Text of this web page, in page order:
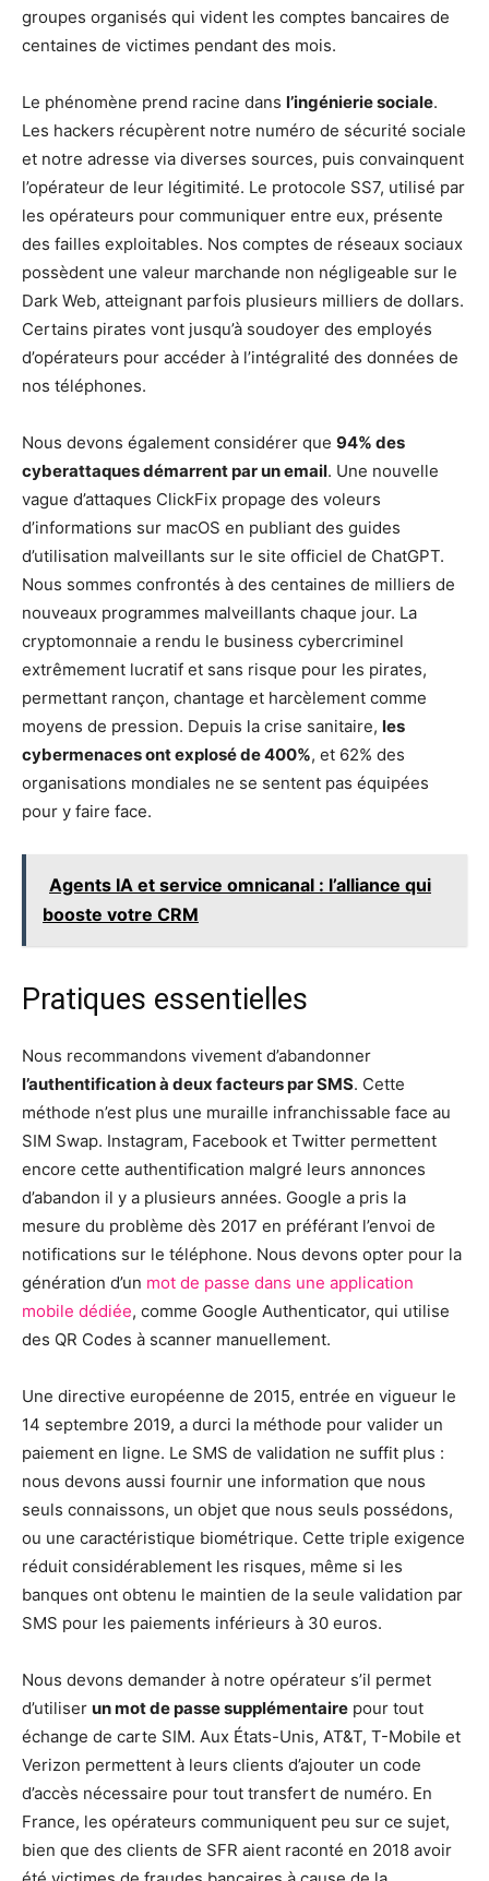
groupes organisés qui vident les comptes bancaires de
centaines de victimes pendant des mois.
Le phénomène prend racine dans l’ingénierie sociale.
Les hackers récupèrent notre numéro de sécurité sociale
et notre adresse via diverses sources, puis convainquent
l’opérateur de leur légitimité. Le protocole SS7, utilisé par
les opérateurs pour communiquer entre eux, présente
des failles exploitables. Nos comptes de réseaux sociaux
possèdent une valeur marchande non négligeable sur le
Dark Web, atteignant parfois plusieurs milliers de dollars.
Certains pirates vont jusqu’à soudoyer des employés
d’opérateurs pour accéder à l’intégralité des données de
nos téléphones.
Nous devons également considérer que 94% des
cyberattaques démarrent par un email. Une nouvelle
vague d’attaques ClickFix propage des voleurs
d’informations sur macOS en publiant des guides
d’utilisation malveillants sur le site officiel de ChatGPT.
Nous sommes confrontés à des centaines de milliers de
nouveaux programmes malveillants chaque jour. La
cryptomonnaie a rendu le business cybercriminel
extrêmement lucratif et sans risque pour les pirates,
permettant rançon, chantage et harcèlement comme
moyens de pression. Depuis la crise sanitaire, les
cybermenaces ont explosé de 400%, et 62% des
organisations mondiales ne se sentent pas équipées
pour y faire face.
Agents IA et service omnicanal : l’alliance qui
booste votre CRM
Pratiques essentielles
Nous recommandons vivement d’abandonner
l’authentification à deux facteurs par SMS. Cette
méthode n’est plus une muraille infranchissable face au
SIM Swap. Instagram, Facebook et Twitter permettent
encore cette authentification malgré leurs annonces
d’abandon il y a plusieurs années. Google a pris la
mesure du problème dès 2017 en préférant l’envoi de
notifications sur le téléphone. Nous devons opter pour la
génération d’un mot de passe dans une application
mobile dédiée, comme Google Authenticator, qui utilise
des QR Codes à scanner manuellement.
Une directive européenne de 2015, entrée en vigueur le
14 septembre 2019, a durci la méthode pour valider un
paiement en ligne. Le SMS de validation ne suffit plus :
nous devons aussi fournir une information que nous
seuls connaissons, un objet que nous seuls possédons,
ou une caractéristique biométrique. Cette triple exigence
réduit considérablement les risques, même si les
banques ont obtenu le maintien de la seule validation par
SMS pour les paiements inférieurs à 30 euros.
Nous devons demander à notre opérateur s’il permet
d’utiliser un mot de passe supplémentaire pour tout
échange de carte SIM. Aux États-Unis, AT&T, T-Mobile et
Verizon permettent à leurs clients d’ajouter un code
d’accès nécessaire pour tout transfert de numéro. En
France, les opérateurs communiquent peu sur ce sujet,
bien que des clients de SFR aient raconté en 2018 avoir